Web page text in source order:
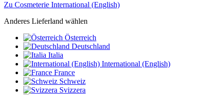
Zu Cosmeterie International (English)
Anderes Lieferland wählen
Österreich
Deutschland
Italia
International (English)
France
Schweiz
Svizzera